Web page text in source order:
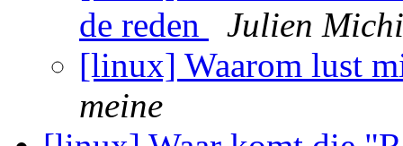
de reden
Julien
[linux] Waarom lust
meine